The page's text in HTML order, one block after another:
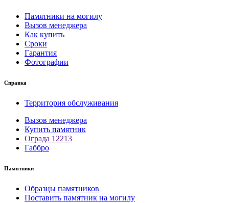
Памятники на могилу
Вызов менеджера
Как купить
Сроки
Гарантия
Фотографии
Справка
Территория обслуживания
Вызов менеджера
Купить памятник
Ограда 12213
Габбро
Памятники
Образцы памятников
Поставить памятник на могилу